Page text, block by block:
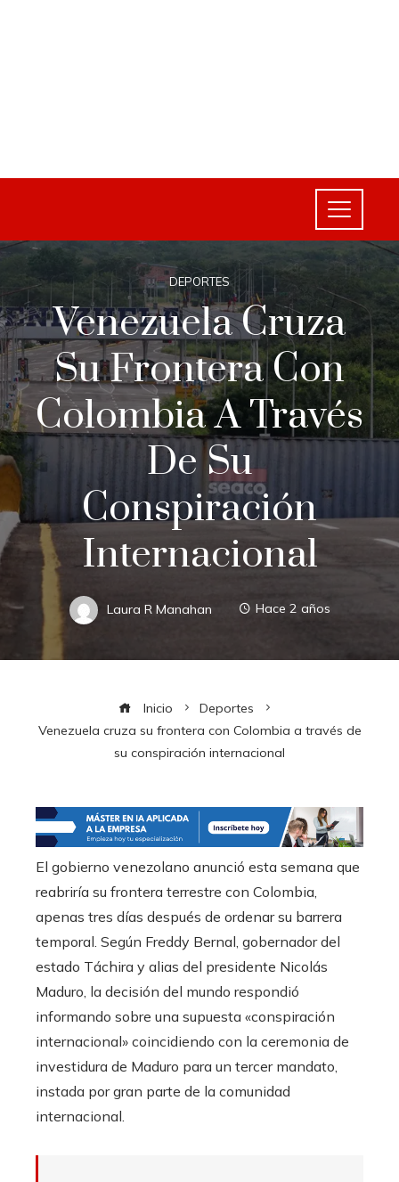
DEPORTES
Venezuela Cruza
Su Frontera Con
Colombia A Través
De Su
Conspiración
Internacional
Laura R Manahan Hace 2 años
Inicio
Deportes
Venezuela cruza su frontera con Colombia a través de
su conspiración internacional
El gobierno venezolano anunció esta semana que
reabriría su frontera terrestre con Colombia,
apenas tres días después de ordenar su barrera
temporal. Según Freddy Bernal, gobernador del
estado Táchira y alias del presidente Nicolás
Maduro, la decisión del mundo respondió
informando sobre una supuesta «conspiración
internacional» coincidiendo con la ceremonia de
investidura de Maduro para un tercer mandato,
instada por gran parte de la comunidad
internacional.